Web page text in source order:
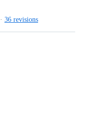
· 36 revisions